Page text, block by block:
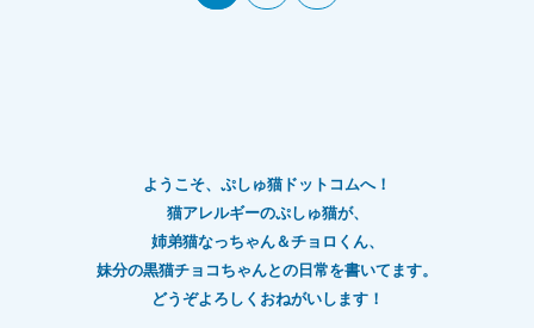
ようこそ、ぷしゅ猫ドットコムへ！
猫アレルギーのぷしゅ猫が、
姉弟猫なっちゃん＆チョロくん、
妹分の黒猫チョコちゃんとの日常を書いてます。
どうぞよろしくおねがいします！